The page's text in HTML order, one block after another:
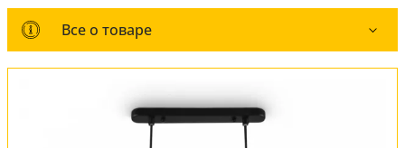
Все о товаре
Все о товаре
Комплект лампочек